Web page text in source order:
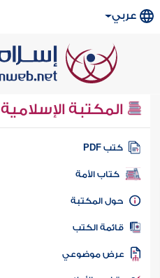
عربي
المكتبة الإسلامية
كتب PDF
كتاب الأمة
المكتبة
الكتب